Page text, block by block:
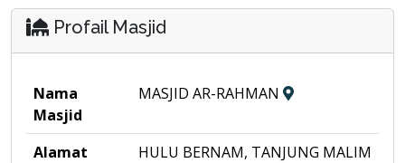
Profail Masjid
Nama
Masjid
MASJID AR-RAHMAN
Alamat
HULU BERNAM, TANJUNG MALIM